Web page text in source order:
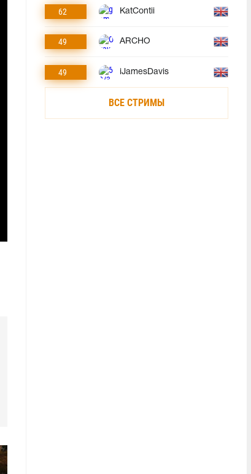
62 KatContii
49 ARCHO
49 iJamesDavis
ВСЕ СТРИМЫ